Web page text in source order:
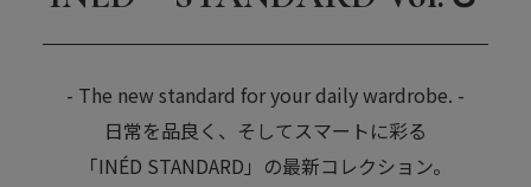
- The new standard for your daily wardrobe. -
日常を品良く、そしてスマートに彩る
「INÉD STANDARD」の最新コレクション。